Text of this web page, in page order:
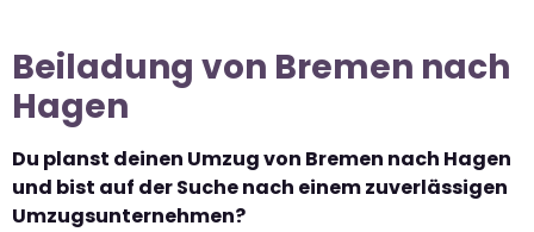
Beiladung von Bremen nach
Hagen
Du planst deinen Umzug von Bremen nach Hagen
und bist auf der Suche nach einem zuverlässigen
Umzugsunternehmen?